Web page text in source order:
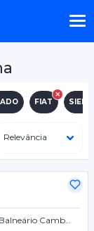
FIAT SIENA
Balneário Camboriú/SC